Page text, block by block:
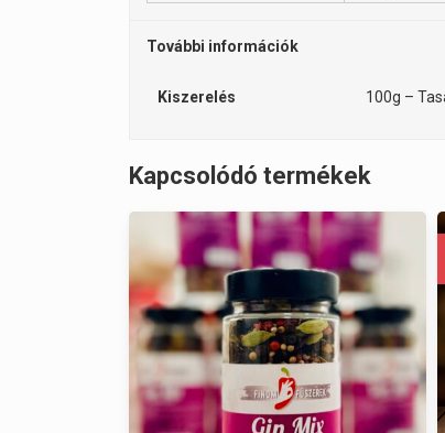
További információk
Kiszerelés 100g –
Kapcsolódó termékek